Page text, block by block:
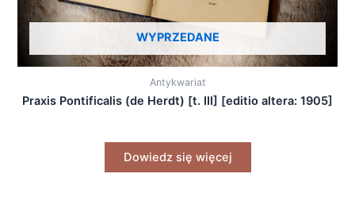
WYPRZEDANE
Antykwariat
Praxis Pontificalis (de Herdt) [t. III] [editio altera: 1905]
Dowiedz się więcej